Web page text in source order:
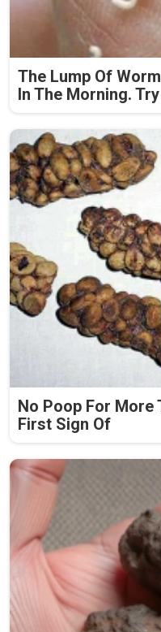
The Lump Of
In The Morning.
No Poop For More
First Sign Of